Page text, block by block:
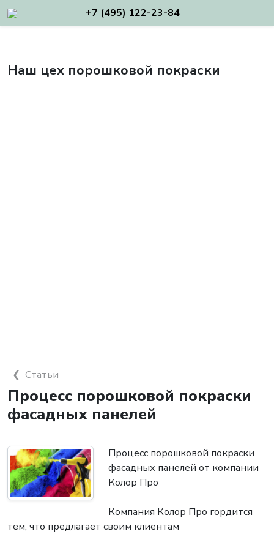
+7 (495) 122-23-84
Наш цех порошковой покраски
Статьи
Процесс порошковой покраски
фасадных панелей
Процесс порошковой покраски
фасадных панелей от компании
Колор Про
Компания Колор Про гордится
тем, что предлагает своим клиентам